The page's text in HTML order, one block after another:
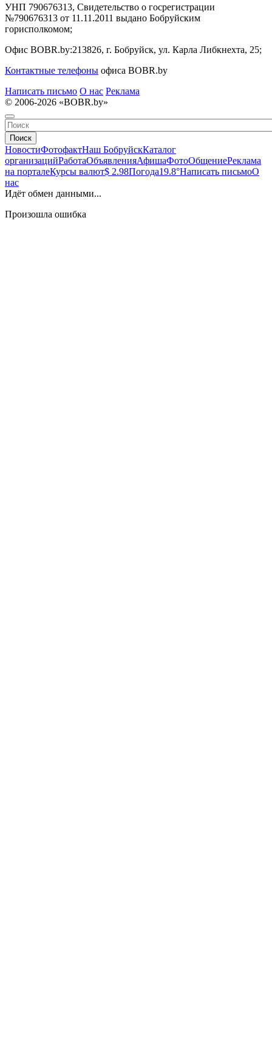
УНП 790676313, Свидетельство о госрегистрации
№790676313 от 11.11.2011 выдано Бобруйским
горисполкомом;
Офис BOBR.by:213826, г. Бобруйск, ул. Карла Либкнехта, 25;
Контактные телефоны офиса BOBR.by
Написать письмо О нас Реклама
© 2006-2026 «BOBR.by»
Поиск
НовостиФотофактНаш БобруйскКаталог
организацийРаботаОбъявленияАфишаФотоОбщениеРеклама
на порталеКурсы валют$ 2.98Погода19.8°Написать письмоО
нас
Идёт обмен данными...
Произошла ошибка